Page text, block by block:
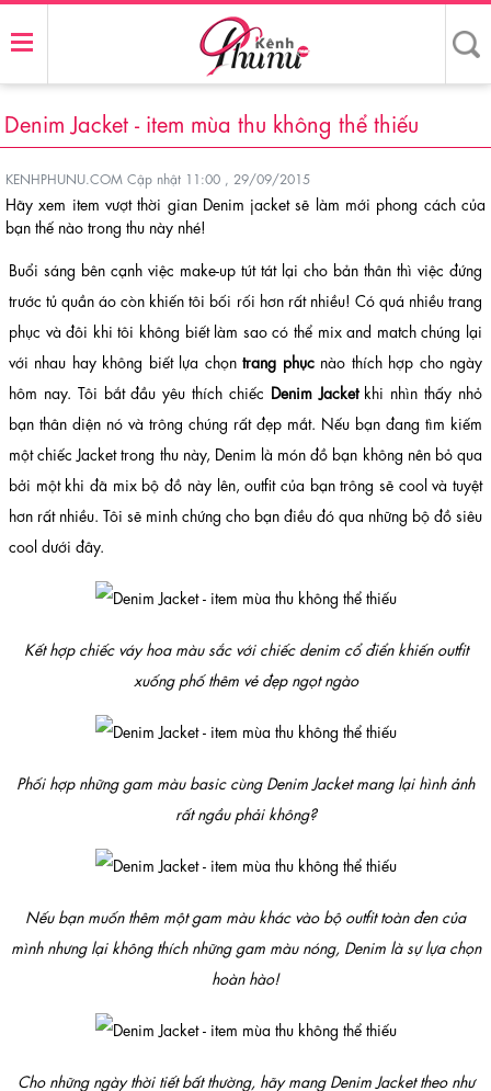
Denim Jacket - item mùa thu không thể thiếu
KENHPHUNU.COM Cập nhật 11:00 , 29/09/2015
Hãy xem item vượt thời gian Denim jacket sẽ làm mới phong cách của
bạn thế nào trong thu này nhé!
Buổi sáng bên cạnh việc make-up tút tát lại cho bản thân thì việc đứng
trước tủ quần áo còn khiến tôi bối rối hơn rất nhiều! Có quá nhiều trang
phục và đôi khi tôi không biết làm sao có thể mix and match chúng lại
với nhau hay không biết lựa chọntrang phụcnào thích hợp cho ngày
hôm nay. Tôi bắt đầu yêu thích chiếc Denim Jacketkhi nhìn thấy nhỏ
bạn thân diện nó và trông chúng rất đẹp mắt. Nếu bạn đang tìm kiếm
một chiếc Jacket trong thu này, Denim là món đồ bạn không nên bỏ qua
bởi một khi đã mix bộ đồ này lên, outfit của bạn trông sẽ cool và tuyệt
hơn rất nhiều. Tôi sẽ minh chứng cho bạn điều đó qua những bộ đồ siêu
cool dưới đây.
Kết hợp chiếc váy hoa màu sắc với chiếc denim cổ điển khiến outfit
xuống phố thêm vẻ đẹp ngọt ngào
Phối hợp những gam màu basic cùng Denim Jacket mang lại hình ảnh
rất ngầu phải không?
Nếu bạn muốn thêm một gam màu khác vào bộ outfit toàn đen của
mình nhưng lại không thích những gam màu nóng, Denim là sự lựa chọn
hoàn hào!
Cho những ngày thời tiết bất thường, hãy mang Denim Jacket theo như